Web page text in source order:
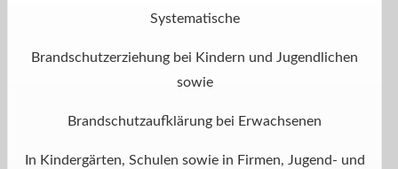
Systematische
Brandschutzerziehung bei Kindern und Jugendlichen
sowie
Brandschutzaufklärung bei Erwachsenen
In Kindergärten, Schulen sowie in Firmen, Jugend- und